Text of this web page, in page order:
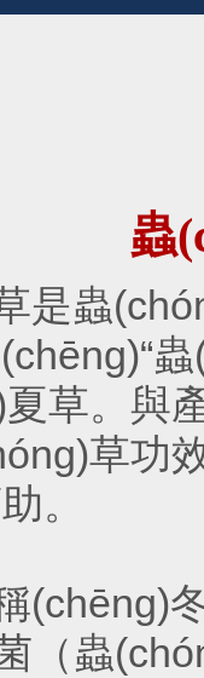
蟲
(chóng)
草。
草
。
冬
（蟲